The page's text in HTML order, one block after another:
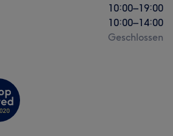
10:00–19:00
10:00–14:00
Geschlossen